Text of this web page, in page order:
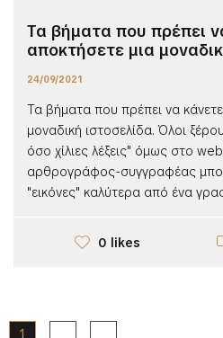
Τα βήματα που πρέπει
αποκτήσετε μια
24/09/2021
Τα βήματα που πρέπει να
μοναδική ιστοσελίδα. Όλοι
όσο χίλιες λέξεις" όμως στο
αρθρογράφος-συγγραφέας
"εικόνες" καλύτερα από ένα
0 likes
1